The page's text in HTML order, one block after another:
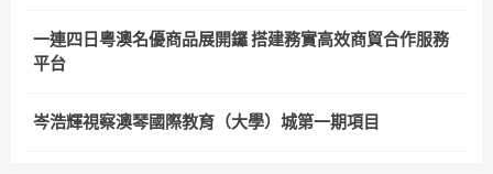
一連四日粵澳名優商品展開鑼 搭建務實高效商貿合作服務
平台
岑浩輝視察澳琴國際教育（大學）城第一期項目